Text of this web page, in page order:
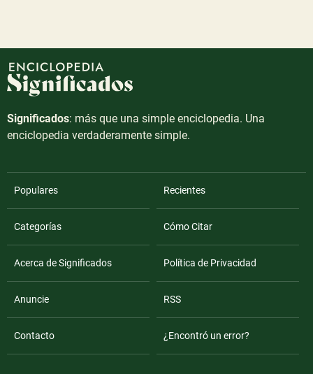
Significados: más que una simple enciclopedia. Una
enciclopedia verdaderamente simple.
Populares Recientes
Categorías Cómo Citar
Acerca de Significados Política de Privacidad
Anuncie RSS
Contacto ¿Encontró un error?